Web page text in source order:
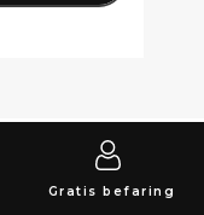
Gratis befaring